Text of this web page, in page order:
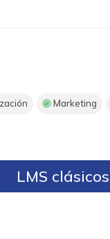
Marketing
LMS clásicos